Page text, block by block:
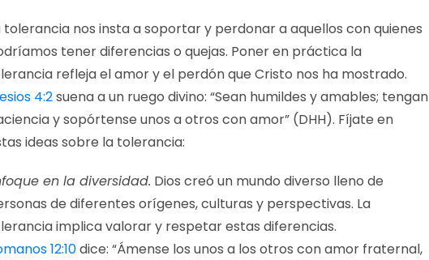
tolerancia nos insta a soportar y perdonar a aquellos con quienes
tener diferencias o quejas. Poner en práctica la
refleja el amor y el perdón que Cristo nos ha mostrado.
4:2suena a un ruego divino: “Sean humildes y amables; tengan
y sopórtense unos a otros con amor” (DHH). Fíjate en
ideas sobre la tolerancia:
en la diversidad. Dios creó un mundo diverso lleno de
de diferentes orígenes, culturas y perspectivas. La
implica valorar y respetar estas diferencias.
12:10dice: “Ámense los unos a los otros con amor fraternal,